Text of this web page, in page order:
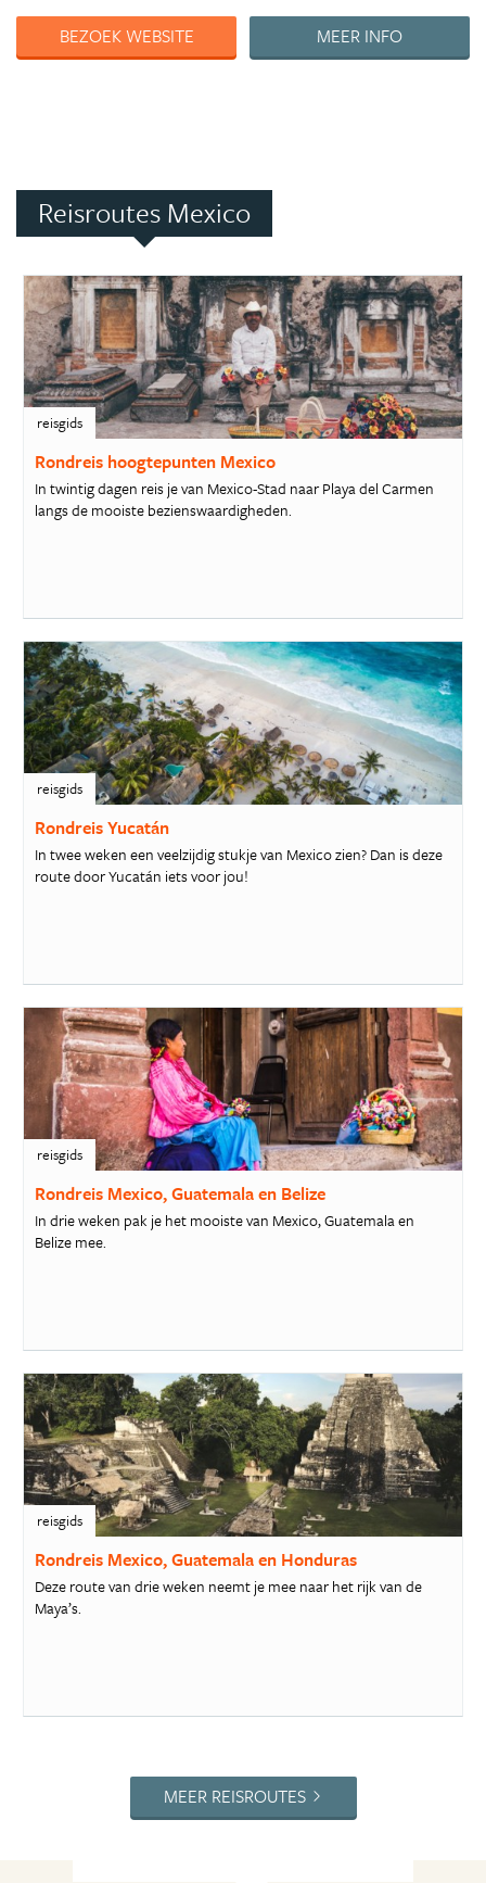
BEZOEK WEBSITE
MEER INFO
Reisroutes Mexico
reisgids
Rondreis hoogtepunten Mexico
In twintig dagen reis je van Mexico-Stad naar Playa del Carmen
langs de mooiste bezienswaardigheden.
reisgids
Rondreis Yucatán
In twee weken een veelzijdig stukje van Mexico zien? Dan is deze
route door Yucatán iets voor jou!
reisgids
Rondreis Mexico, Guatemala en Belize
In drie weken pak je het mooiste van Mexico, Guatemala en
Belize mee.
reisgids
Rondreis Mexico, Guatemala en Honduras
Deze route van drie weken neemt je mee naar het rijk van de
Maya’s.
MEER REISROUTES